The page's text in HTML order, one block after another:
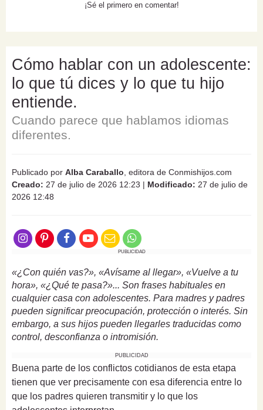
¡Sé el primero en comentar!
Cómo hablar con un adolescente:
lo que tú dices y lo que tu hijo
entiende.
Cuando parece que hablamos idiomas
diferentes.
Publicado por Alba Caraballo , editora de Conmishijos.com
Creado: 27 de julio de 2026 12:23 | Modificado: 27 de julio de
2026 12:48
PUBLICIDAD
«¿Con quién vas?», «Avísame al llegar», «Vuelve a tu
hora», «¿Qué te pasa?»... Son frases habituales en
cualquier casa con adolescentes. Para madres y padres
pueden significar preocupación, protección o interés. Sin
embargo, a sus hijos pueden llegarles traducidas como
control, desconfianza o intromisión.
PUBLICIDAD
Buena parte de los conflictos cotidianos de esta etapa
tienen que ver precisamente con esa diferencia entre lo
que los padres quieren transmitir y lo que los